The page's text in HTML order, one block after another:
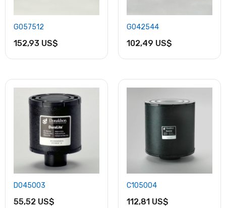
G057512
152,93 US$
G042544
102,49 US$
D045003
55,52 US$
C105004
112,81 US$